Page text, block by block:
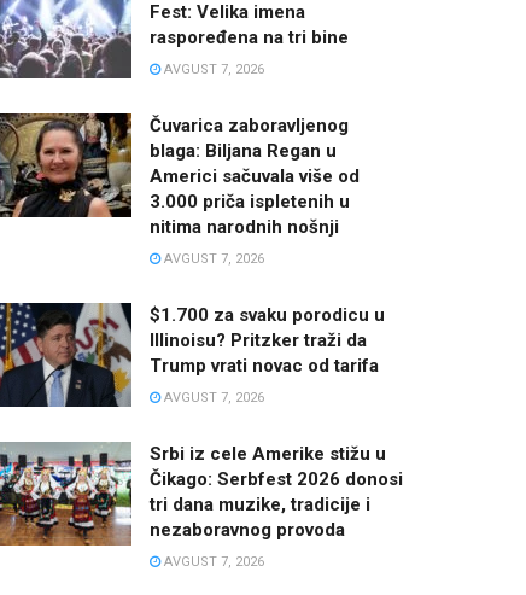
Fest: Velika imena
raspoređena na tri bine
AVGUST 7, 2026
Čuvarica zaboravljenog
blaga: Biljana Regan u
Americi sačuvala više od
3.000 priča ispletenih u
nitima narodnih nošnji
AVGUST 7, 2026
$1.700 za svaku porodicu u
Illinoisu? Pritzker traži da
Trump vrati novac od tarifa
AVGUST 7, 2026
Srbi iz cele Amerike stižu u
Čikago: Serbfest 2026 donosi
tri dana muzike, tradicije i
nezaboravnog provoda
AVGUST 7, 2026